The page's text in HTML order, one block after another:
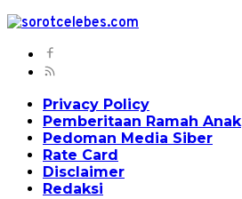
Privacy Policy
Pemberitaan Ramah Anak
Pedoman Media Siber
Rate Card
Disclaimer
Redaksi